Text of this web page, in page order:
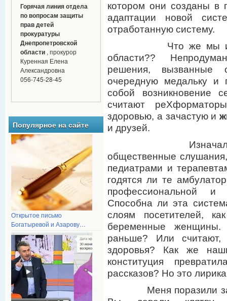
Горячая линия отдела
по вопросам защиты
прав детей
прокуратуры
Днепропетровской
области, прокурор
Куренная Елена
Александровна
056-745-28-45
Популярное на сайте
Открытое письмо
Богатыревой и Азарову…
котором они созданы в
адаптации новой
отработанную систему.
Что же мы имеем
области??
решения, вызванные
очередную медальку и
собой возникновение
считают
здоровью, а зачастую и
и друзей.
Изначально
общественные
педиатрами и
годятся ли те
профессиональной и
Способна ли эта
слоям посетителей,
беременные
раньше? Или
здоровья? Как же
конституция
рассказов? Но это
Меня поразили